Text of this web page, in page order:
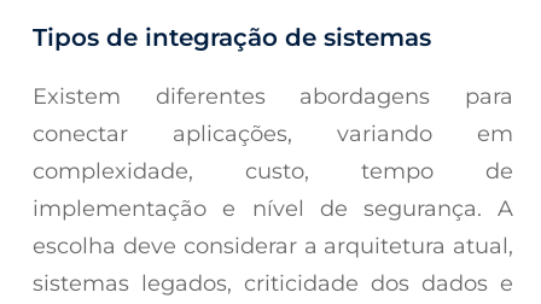
Tipos de integração de sistemas
Existem diferentes abordagens para
conectar aplicações, variando em
complexidade, custo, tempo de
implementação e nível de segurança. A
escolha deve considerar a arquitetura atual,
sistemas legados, criticidade dos dados e